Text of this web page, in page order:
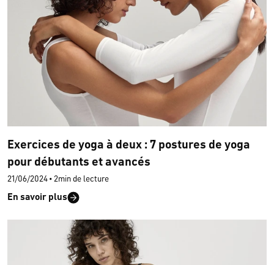
Exercices de yoga à deux : 7 postures de yoga
pour débutants et avancés
21/06/2024 • 2min de lecture
En savoir plus